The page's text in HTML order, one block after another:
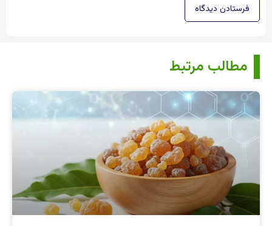
مطالب مرتبط